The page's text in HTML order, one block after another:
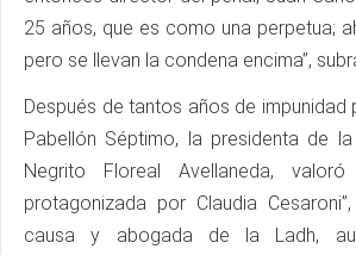
25 años, que es como una perpetua;
pero se llevan la condena encima”,
Después de tantos años de impunidad
Pabellón Séptimo, la presidenta de
Negrito Floreal Avellaneda,
protagonizada por Claudia
causa y abogada de la Ladh,